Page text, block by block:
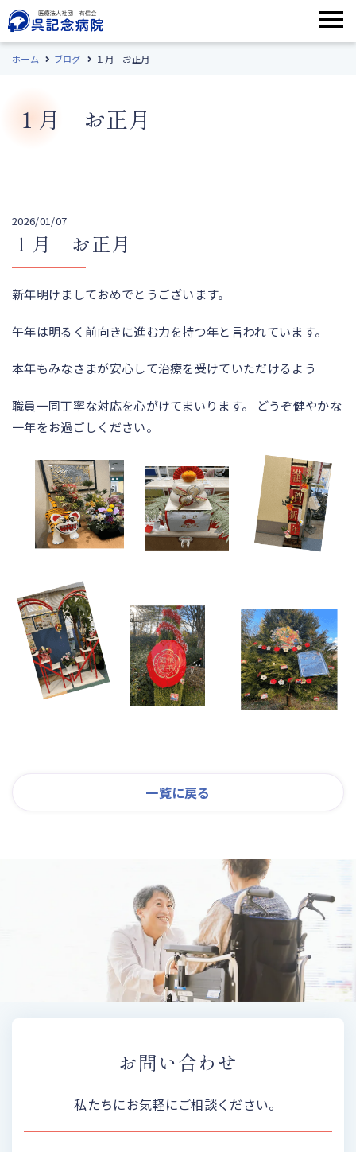
ホーム ブログ １月 お正月
１月 お正月
2026/01/07
１月 お正月
新年明けましておめでとうございます。
午年は明るく前向きに進む力を持つ年と言われています。
本年もみなさまが安心して治療を受けていただけるよう
職員一同丁寧な対応を心がけてまいります。 どうぞ健やかな
一年をお過ごしください。
一覧に戻る
お問い合わせ
私たちにお気軽にご相談ください。